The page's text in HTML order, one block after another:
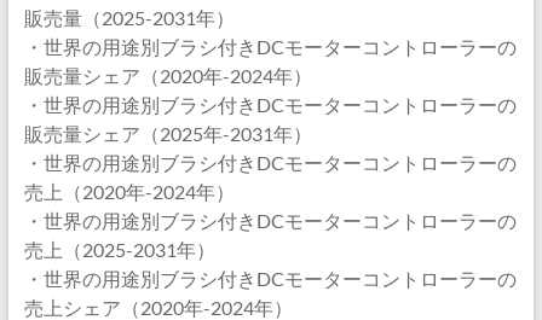
販売量（2025-2031年）
・世界の用途別ブラシ付きDCモーターコントローラーの
販売量シェア（2020年-2024年）
・世界の用途別ブラシ付きDCモーターコントローラーの
販売量シェア（2025年-2031年）
・世界の用途別ブラシ付きDCモーターコントローラーの
売上（2020年-2024年）
・世界の用途別ブラシ付きDCモーターコントローラーの
売上（2025-2031年）
・世界の用途別ブラシ付きDCモーターコントローラーの
売上シェア（2020年-2024年）